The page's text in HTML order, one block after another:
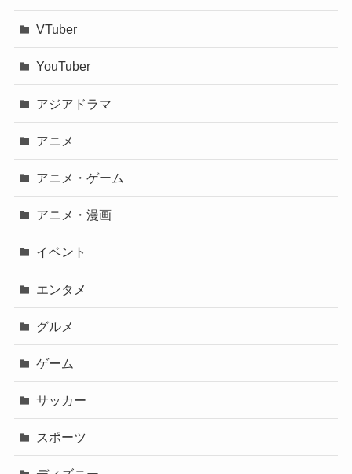
VTuber
YouTuber
アジアドラマ
アニメ
アニメ・ゲーム
アニメ・漫画
イベント
エンタメ
グルメ
ゲーム
サッカー
スポーツ